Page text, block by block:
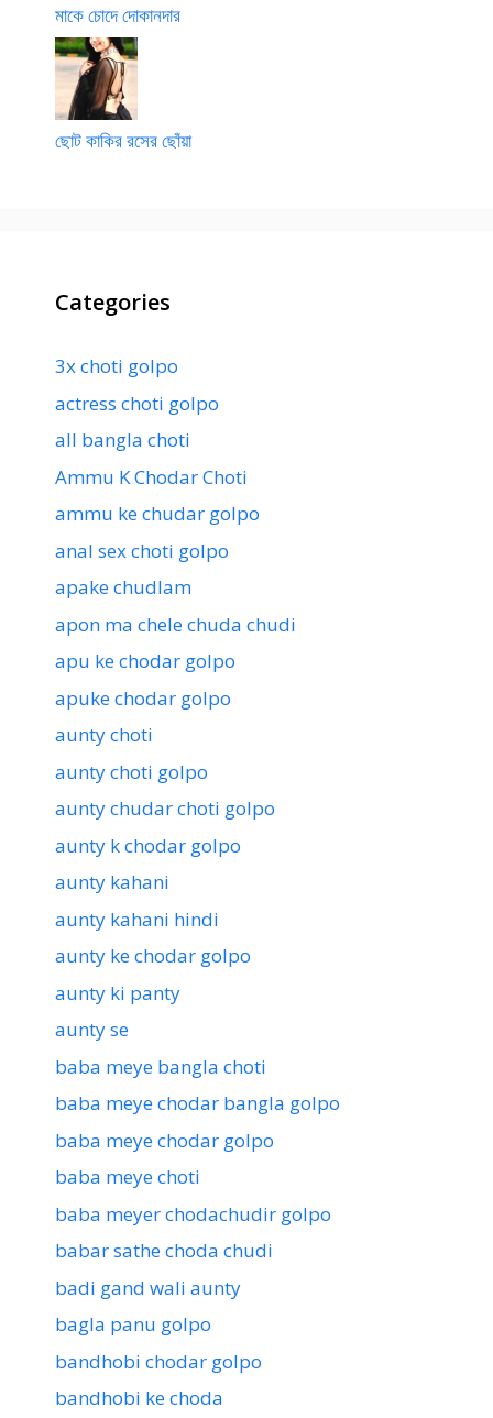
মাকে চোদে দোকানদার
ছোট কাকির রসের ছোঁয়া
Categories
3x choti golpo
actress choti golpo
all bangla choti
Ammu K Chodar Choti
ammu ke chudar golpo
anal sex choti golpo
apake chudlam
apon ma chele chuda chudi
apu ke chodar golpo
apuke chodar golpo
aunty choti
aunty choti golpo
aunty chudar choti golpo
aunty k chodar golpo
aunty kahani
aunty kahani hindi
aunty ke chodar golpo
aunty ki panty
aunty se
baba meye bangla choti
baba meye chodar bangla golpo
baba meye chodar golpo
baba meye choti
baba meyer chodachudir golpo
babar sathe choda chudi
badi gand wali aunty
bagla panu golpo
bandhobi chodar golpo
bandhobi ke choda